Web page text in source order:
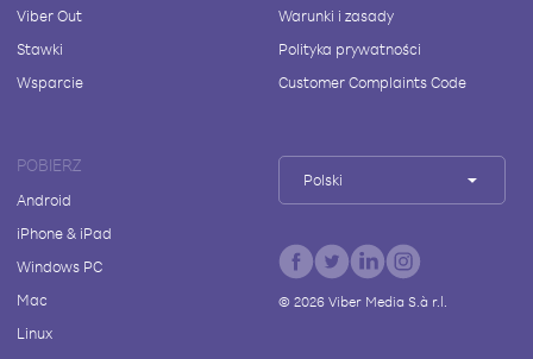
Viber Out
Stawki
Wsparcie
Warunki i zasady
Polityka prywatności
Customer Complaints Code
POBIERZ
Android
iPhone & iPad
Windows PC
Mac
Linux
Polski
© 2026Viber Media S.à r.l.